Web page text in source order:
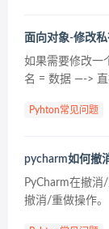
面向对象-修改
如果需要修改一
名 = 数据 —->
Pyhton常见问题
pycharm如何撤
PyCharm在撤
撤消/重做操作